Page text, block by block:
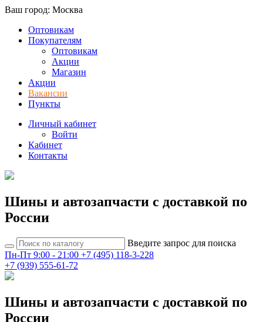
Ваш город: Москва
Оптовикам
Покупателям
Оптовикам
Акции
Магазин
Акции
Вакансии
Пункты
Личный кабинет
Войти
Кабинет
Контакты
Шины и автозапчасти с доставкой по
России
Введите запрос для поиска
Пн-Пт 9:00 - 21:00 +7 (495) 118-3-228
+7 (939) 555-61-72
Шины и автозапчасти с доставкой по
России